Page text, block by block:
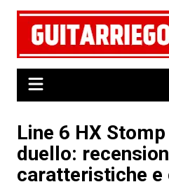
Salta
contenuto
Line 6 HX
duello:
caratteristiche e